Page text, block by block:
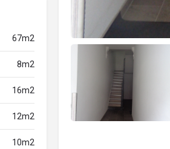
67m2
8m2
16m2
12m2
10m2